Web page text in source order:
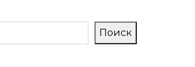
Поиск